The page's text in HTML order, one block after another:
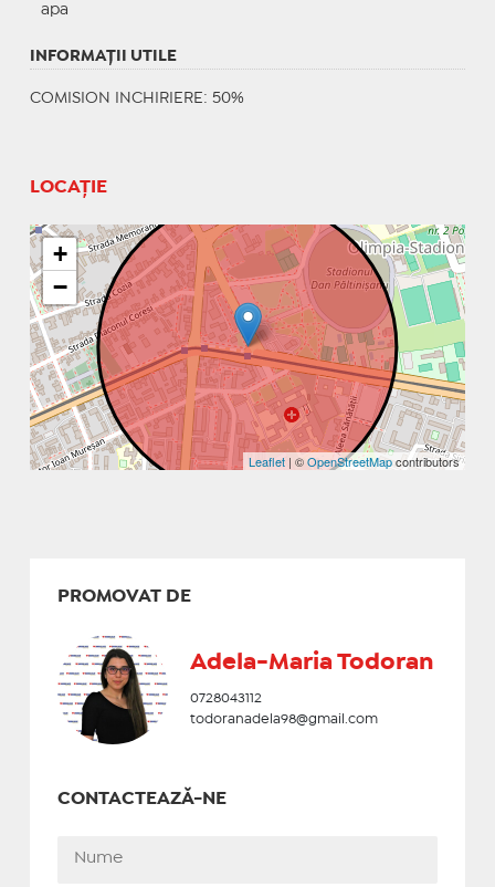
apa
INFORMAŢII UTILE
COMISION INCHIRIERE: 50%
LOCAȚIE
+
−
Leaflet | ©OpenStreetMapcontributors
PROMOVAT DE
Adela-Maria Todoran
0728043112
todoranadela98@gmail.com
CONTACTEAZĂ-NE